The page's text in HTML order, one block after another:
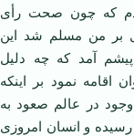
که چون صحت رأی
بر من مسلم شد این
آمد که چه دلیل
اقامه نمود بر اینکه
در عالم صعود به
رسیده و انسان امروزی